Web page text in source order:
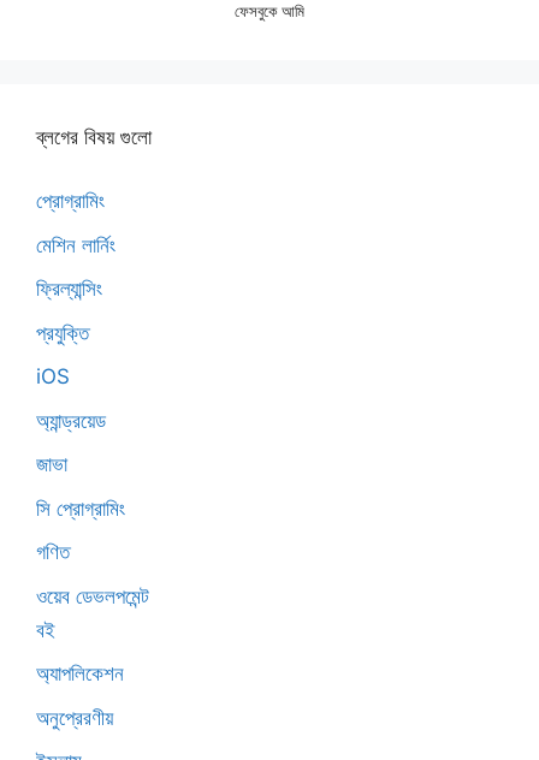
ফেসবুকে আমি
ব্লগের বিষয় গুলো
প্রোগ্রামিং
মেশিন লার্নিং
ফ্রিল্যান্সিং
প্রযুক্তি
iOS
অ্যান্ড্রয়েড
জাভা
সি প্রোগ্রামিং
গণিত
ওয়েব ডেভলপমেন্ট
বই
অ্যাপলিকেশন
অনুপ্রেরণীয়